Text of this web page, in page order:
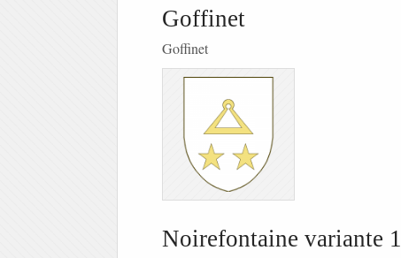
Goffinet
Goffinet
Noirefontaine variante 1